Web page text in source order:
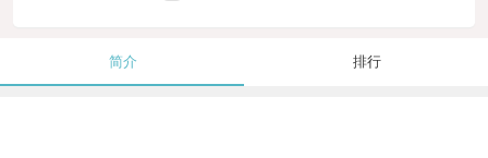
简介 排行